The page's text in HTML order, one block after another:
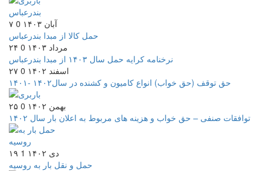
۷ آبان ۱۴۰۳
0
حمل کالا از مبدا بندرعباس
۲۴ مرداد ۱۴۰۳
0
نرخنامه کرایه حمل سال ۱۴۰۳ از مبدا بندرعباس
۲۷ اسفند ۱۴۰۲
0
حق توقف (حق خواب) انواع کامیون و کشنده در سال۱۴۰۲ -۱۴۰۱
۲۵ بهمن ۱۴۰۲
0
توافقات صنفی – حق خواب و هزینه های مربوط به اعلان بار سال ۱۴۰۲
۱۹ دی ۱۴۰۲
1
حمل و نقل بار به روسیه